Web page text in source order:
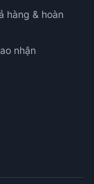
hàng & hoàn
nhận